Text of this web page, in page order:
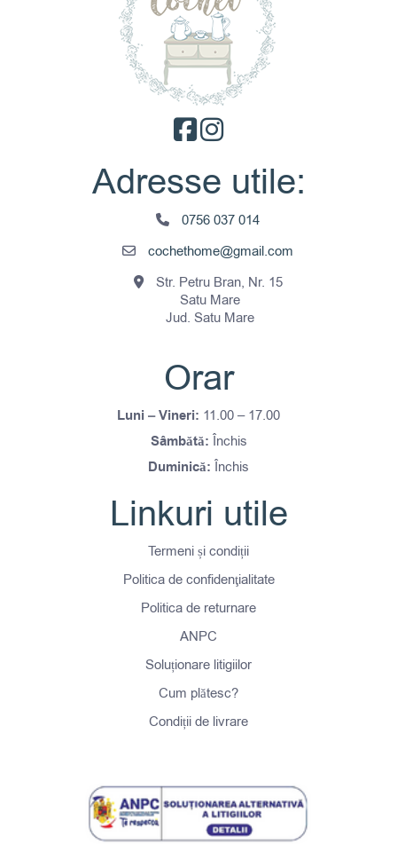
Adresse utile:
0756 037 014
cochethome@gmail.com
Str. Petru Bran, Nr. 15
Satu Mare
Jud. Satu Mare
Orar
Luni – Vineri: 11.00 – 17.00
Sâmbătă: Închis
Duminică: Închis
Linkuri utile
Termeni și condiții
Politica de confidenţialitate
Politica de returnare
ANPC
Soluționare litigiilor
Cum plătesc?
Condiții de livrare